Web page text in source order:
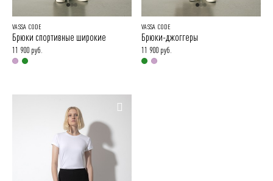
VASSA CODE
Брюки спортивные широкие
11 900 руб.
VASSA CODE
Брюки-джоггеры
11 900 руб.